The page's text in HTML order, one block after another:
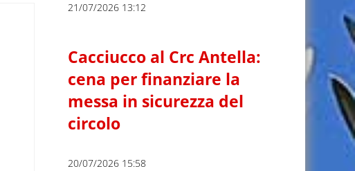
21/07/2026 13:12
Cacciucco al Crc Antella:
cena per finanziare la
messa in sicurezza del
circolo
20/07/2026 15:58